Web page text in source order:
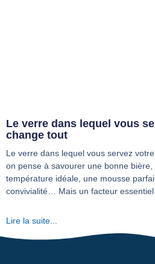
Le verre dans lequel vous
change tout
Le verre dans lequel vous servez
on pense à savourer une bonne
température idéale, une mousse
convivialité… Mais un facteur
Lire la suite...